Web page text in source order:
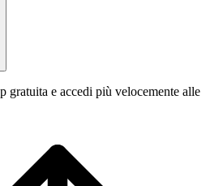
gratuita e accedi più velocemente alle